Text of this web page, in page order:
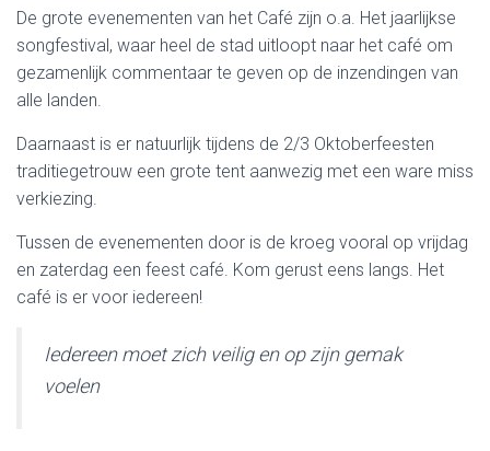
De grote evenementen van het Café zijn o.a. Het jaarlijkse
songfestival, waar heel de stad uitloopt naar het café om
gezamenlijk commentaar te geven op de inzendingen van
alle landen.
Daarnaast is er natuurlijk tijdens de 2/3 Oktoberfeesten
traditiegetrouw een grote tent aanwezig met een ware miss
verkiezing.
Tussen de evenementen door is de kroeg vooral op vrijdag
en zaterdag een feest café. Kom gerust eens langs. Het
café is er voor iedereen!
Iedereen moet zich veilig en op zijn gemak
voelen